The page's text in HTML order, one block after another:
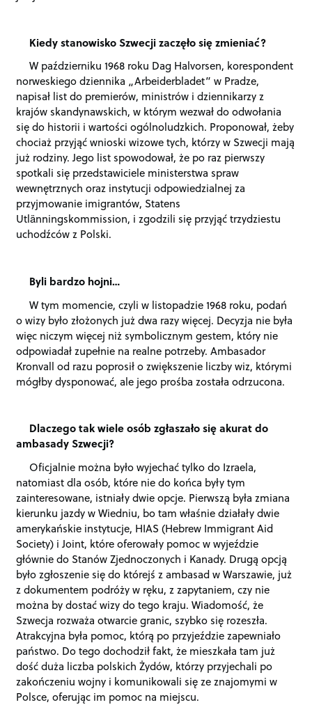
Kiedy stanowisko Szwecji zaczęło się zmieniać?
W październiku 1968 roku Dag Halvorsen, korespondent
norweskiego dziennika „Arbeiderbladet” w Pradze,
napisał list do premierów, ministrów i dziennikarzy z
krajów skandynawskich, w którym wezwał do odwołania
się do historii i wartości ogólnoludzkich. Proponował, żeby
chociaż przyjąć wnioski wizowe tych, którzy w Szwecji mają
już rodziny. Jego list spowodował, że po raz pierwszy
spotkali się przedstawiciele ministerstwa spraw
wewnętrznych oraz instytucji odpowiedzialnej za
przyjmowanie imigrantów, Statens
Utlänningskommission, i zgodzili się przyjąć trzydziestu
uchodźców z Polski.
Byli bardzo hojni…
W tym momencie, czyli w listopadzie 1968 roku, podań
o wizy było złożonych już dwa razy więcej. Decyzja nie była
więc niczym więcej niż symbolicznym gestem, który nie
odpowiadał zupełnie na realne potrzeby. Ambasador
Kronvall od razu poprosił o zwiększenie liczby wiz, którymi
mógłby dysponować, ale jego prośba została odrzucona.
Dlaczego tak wiele osób zgłaszało się akurat do
ambasady Szwecji?
Oficjalnie można było wyjechać tylko do Izraela,
natomiast dla osób, które nie do końca były tym
zainteresowane, istniały dwie opcje. Pierwszą była zmiana
kierunku jazdy w Wiedniu, bo tam właśnie działały dwie
amerykańskie instytucje, HIAS (Hebrew Immigrant Aid
Society) i Joint, które oferowały pomoc w wyjeździe
głównie do Stanów Zjednoczonych i Kanady. Drugą opcją
było zgłoszenie się do którejś z ambasad w Warszawie, już
z dokumentem podróży w ręku, z zapytaniem, czy nie
można by dostać wizy do tego kraju. Wiadomość, że
Szwecja rozważa otwarcie granic, szybko się rozeszła.
Atrakcyjna była pomoc, którą po przyjeździe zapewniało
państwo. Do tego dochodził fakt, że mieszkała tam już
dość duża liczba polskich Żydów, którzy przyjechali po
zakończeniu wojny i komunikowali się ze znajomymi w
Polsce, oferując im pomoc na miejscu.